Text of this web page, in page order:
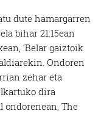
dute hamargarren
bihar 21:15ean
‘Belar gaiztoik
Ondoren
zehar eta
dira
ondorenean, The